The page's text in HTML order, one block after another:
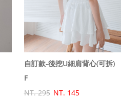
自訂款-後挖U細肩背心(可拆)
F
NT. 295 NT. 145